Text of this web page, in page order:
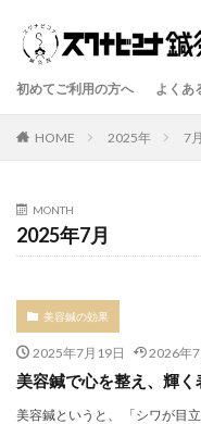
初めてご利用の方へ よくあ
HOME 2025年 7月
MONTH
2025年7月
美容鍼の効果
2025年7月19日 2026年
美容鍼で心を整え、輝
美容鍼というと、 「シワが目